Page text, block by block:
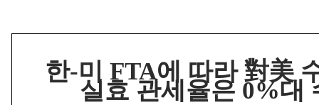
한-미 FTA에 따라 對美
실효 관세율은 0%대